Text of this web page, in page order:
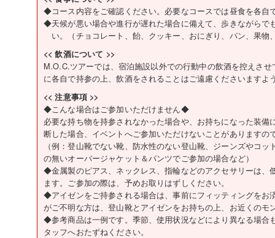
◆コース内容をご確認ください。必要なコースでは昼食を各自
◆天候が悪い場合や進行が遅れた場合に備えて、歩きながらで
い。（チョコレート、飴、クッキー、おにぎり、パン、果物
<< 飲酒について >>
M.O.C.ツアーでは、宿泊施設以外での行動中の飲酒を控えさ
に各自で持参の上、飲酒をされることはご遠慮くださいますよ
<< 注意事項 >>
◆こんな場合はご参加いただけません◆
必要な持ち物を持参されなかった場合や、お持ちになった装
断した場合、イベントへご参加いただけないことがありますの
（例：登山靴でない靴、防水性のない登山靴、ジーンズやコ
の無いオーバージャケット＆パンツでご参加の場合など）
◆金属製のピアス、ネックレス、指輪などのアクセサリーは、
ます。ご参加の際は、予めお取りはずしください。
◆アイゼンをご持参される場合は、事前にフィッティングをお
がご不明な方は、登山靴とアイゼンをお持ちの上、お近くのモ
◆参考商品は一例です。季節、使用状況などにより異なる場合
タッフへおたずねください。